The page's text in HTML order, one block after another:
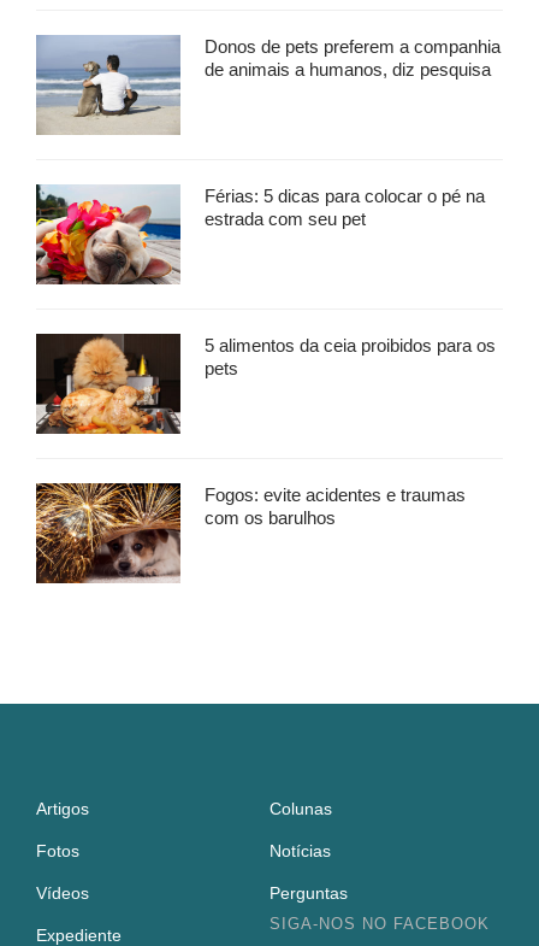
Donos de pets preferem a companhia
de animais a humanos, diz pesquisa
Férias: 5 dicas para colocar o pé na
estrada com seu pet
5 alimentos da ceia proibidos para os
pets
Fogos: evite acidentes e traumas
com os barulhos
Artigos Colunas
Fotos Notícias
Vídeos Perguntas
Expediente
SIGA-NOS NO FACEBOOK